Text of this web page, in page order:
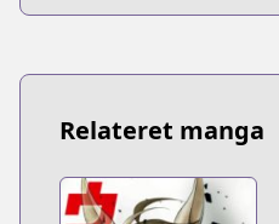
Relateret manga